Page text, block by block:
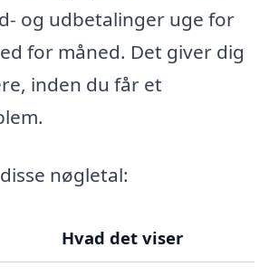
og udbetalinger uge for
for måned. Det giver dig
inden du får et
nøgletal:
Hvad det viser